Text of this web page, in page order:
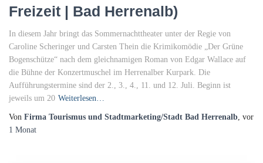
Freizeit | Bad Herrenalb)
In diesem Jahr bringt das Sommernachttheater unter der Regie von
Caroline Scheringer und Carsten Thein die Krimikomödie „Der Grüne
Bogenschütze“ nach dem gleichnamigen Roman von Edgar Wallace auf
die Bühne der Konzertmuschel im Herrenalber Kurpark. Die
Aufführungstermine sind der 2., 3., 4., 11. und 12. Juli. Beginn ist
jeweils um 20 Weiterlesen…
Von Firma Tourismus und Stadtmarketing/Stadt Bad Herrenalb, vor
1 Monat